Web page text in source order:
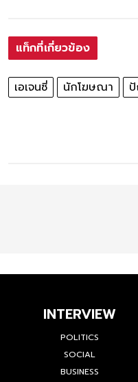
INTERVIEW
POLITICS
SOCIAL